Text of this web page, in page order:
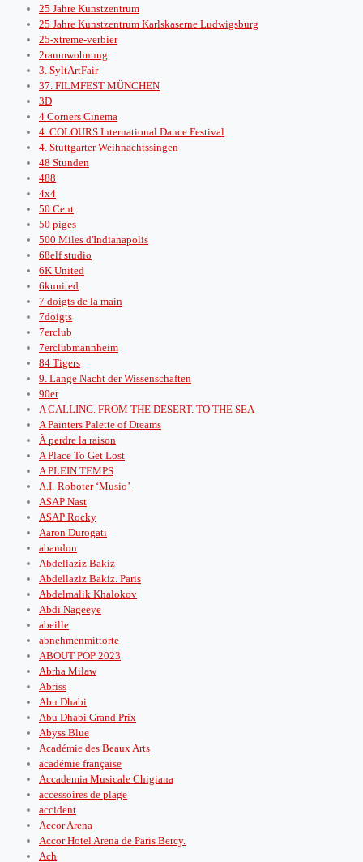
25 Jahre Kunstzentrum
25 Jahre Kunstzentrum Karlskaserne Ludwigsburg
25-xtreme-verbier
2raumwohnung
3. SyltArtFair
37. FILMFEST MÜNCHEN
3D
4 Corners Cinema
4. COLOURS International Dance Festival
4. Stuttgarter Weihnachtssingen
48 Stunden
488
4x4
50 Cent
50 piges
500 Miles d'Indianapolis
68elf studio
6K United
6kunited
7 doigts de la main
7doigts
7erclub
7erclubmannheim
84 Tigers
9. Lange Nacht der Wissenschaften
90er
A CALLING. FROM THE DESERT. TO THE SEA
A Painters Palette of Dreams
À perdre la raison
A Place To Get Lost
A PLEIN TEMPS
A.I.-Roboter ‘Musio’
A$AP Nast
A$AP Rocky
Aaron Durogati
abandon
Abdellaziz Bakiz
Abdellaziz Bakiz. Paris
Abdelmalik Khalokov
Abdi Nageeye
abeille
abnehmenmittorte
ABOUT POP 2023
Abrha Milaw
Abriss
Abu Dhabi
Abu Dhabi Grand Prix
Abyss Blue
Académie des Beaux Arts
académie française
Accademia Musicale Chigiana
accessoires de plage
accident
Accor Arena
Accor Hotel Arena de Paris Bercy.
Ach